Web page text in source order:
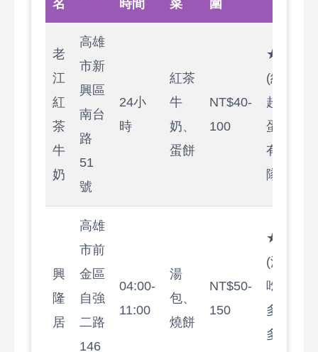
名
時間
菜
圍
老
江
紅
茶
牛
奶
高雄
市新
興區
南台
路
51
號
24小
時
紅茶
牛
奶、
蛋餅
NT$40-
100
(紅茶牛
超好喝
蛋餅普
有時要排
隊)
興
隆
居
高雄
市前
金區
自強
二路
146
04:00-
11:00
湯
包、
燒餅
NT$50-
150
(湯包必
吃，皮
多，但
多，建